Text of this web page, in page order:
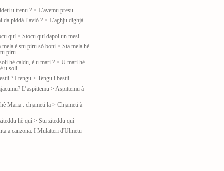
u trenu ? > L’avemu presu
da piddà l’aviò ? > L’aghju dighjà
quì > Stocu quì dapoi un mesi
è stu piru sò boni > Sta mela hè
piru
hè caldu, è u mari ? > U mari hè
u soli
? I tengu > Tengu i bestii
L’aspittemu > Aspittemu à
Maria : chjameti la > Chjameti à
hè quì > Stu ziteddu quì
a canzona: I Mulatteri d'Ulmetu